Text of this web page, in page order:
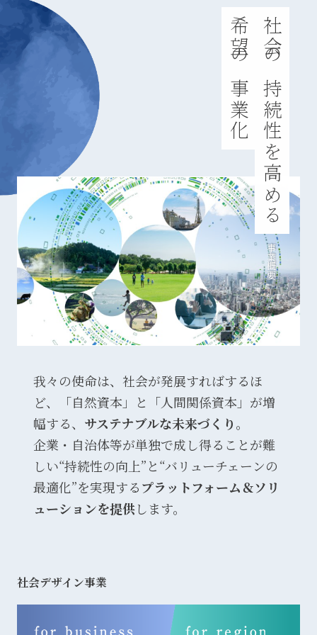
社会の持続性を高める
事業概要
希望の事業化
我々の使命は、社会が発展すればするほ
ど、「自然資本」と「人間関係資本」が増
幅する、 サステナブルな未来づくり。
企業・自治体等が単独で成し得ることが難
しい“持続性の向上”と“バリューチェーンの
最適化”を実現するプラットフォーム＆ソリ
ューションを提供します。
社会デザイン事業